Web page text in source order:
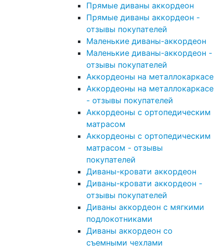
Прямые диваны аккордеон
Прямые диваны аккордеон -
отзывы покупателей
Маленькие диваны-аккордеон
Маленькие диваны-аккордеон -
отзывы покупателей
Аккордеоны на металлокаркасе
Аккордеоны на металлокаркасе
- отзывы покупателей
Аккордеоны с ортопедическим
матрасом
Аккордеоны с ортопедическим
матрасом - отзывы
покупателей
Диваны-кровати аккордеон
Диваны-кровати аккордеон -
отзывы покупателей
Диваны аккордеон с мягкими
подлокотниками
Диваны аккордеон со
съемными чехлами